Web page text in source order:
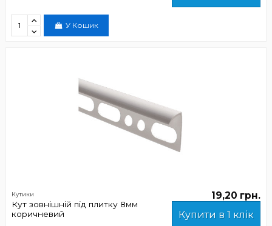
У Кошик
Кутики
Кут зовнішній під плитку 8мм
коричневий
19,20 грн.
Купити в 1 клік